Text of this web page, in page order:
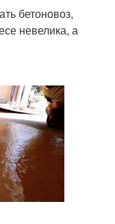
бетоновоз,
невелика, а